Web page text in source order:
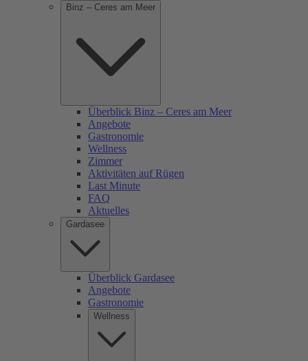
Binz – Ceres am Meer
Überblick Binz – Ceres am Meer
Angebote
Gastronomie
Wellness
Zimmer
Aktivitäten auf Rügen
Last Minute
FAQ
Aktuelles
Gardasee
Überblick Gardasee
Angebote
Gastronomie
Wellness